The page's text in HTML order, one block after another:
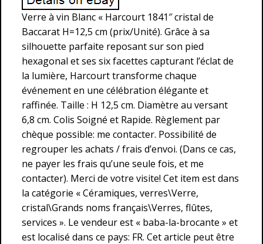
Verre à vin Blanc « Harcourt 1841″ cristal de
Baccarat H=12,5 cm (prix/Unité). Grâce à sa
silhouette parfaite reposant sur son pied
hexagonal et ses six facettes capturant l’éclat de
la lumière, Harcourt transforme chaque
événement en une célébration élégante et
raffinée. Taille : H 12,5 cm. Diamètre au versant
6,8 cm. Colis Soigné et Rapide. Règlement par
chèque possible: me contacter. Possibilité de
regrouper les achats / frais d’envoi. (Dans ce cas,
ne payer les frais qu’une seule fois, et me
contacter). Merci de votre visite! Cet item est dans
la catégorie « Céramiques, verres\Verre,
cristal\Grands noms français\Verres, flûtes,
services ». Le vendeur est « baba-la-brocante » et
est localisé dans ce pays: FR. Cet article peut être